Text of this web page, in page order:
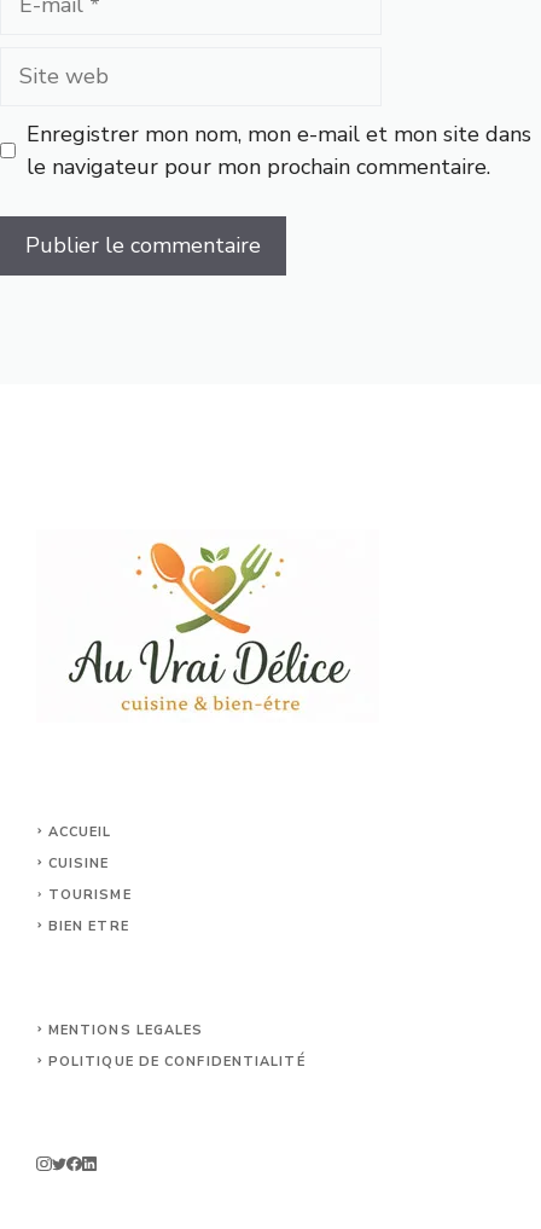
Site
Enregistrer mon nom, mon e-mail et mon site dans
le navigateur pour mon prochain commentaire.
ACCUEIL
CUISINE
TOURISME
BIEN ETRE
MENTIONS LEGALES
POLITIQUE DE CONFIDENTIALITÉ